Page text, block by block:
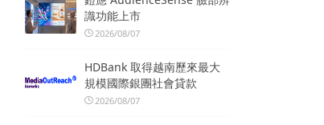
識功能上市
2026/08/07
HDBank 取得越南歷來最大
規模國際銀團社會貸款
2026/08/07